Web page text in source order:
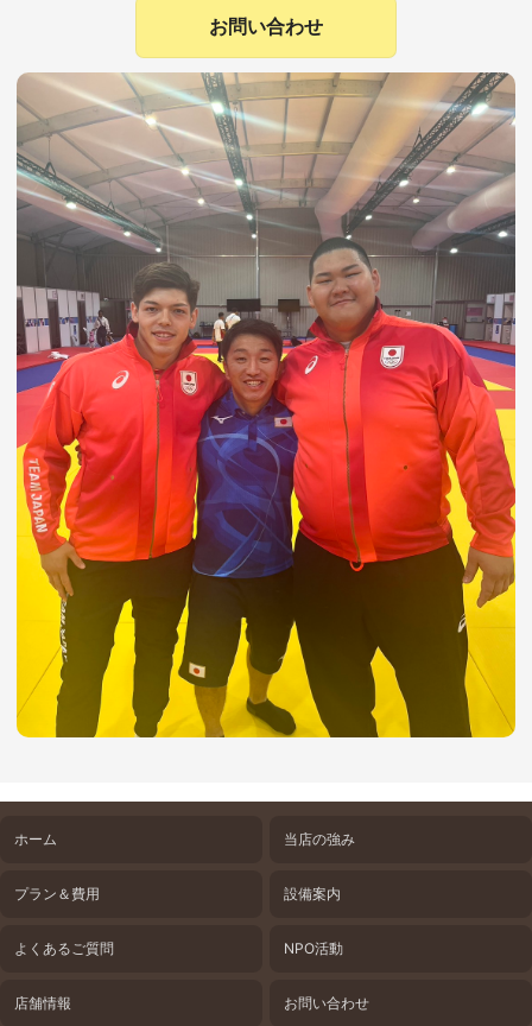
お問い合わせ
ホーム 当店の強み
プラン＆費用 設備案内
よくあるご質問 NPO活動
店舗情報 お問い合わせ